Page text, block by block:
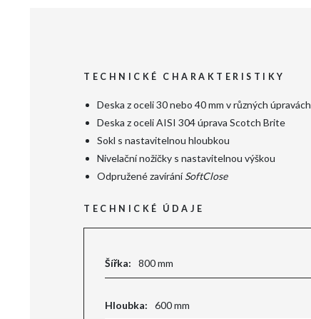
TECHNICKÉ CHARAKTERISTIKY
Deska z oceli 30 nebo 40 mm v různých úpravách
Deska z oceli AISI 304 úprava Scotch Brite
Sokl s nastavitelnou hloubkou
Nivelační nožičky s nastavitelnou výškou
Odpružené zavíráníSoftClose
TECHNICKÉ ÚDAJE
Šířka: 800 mm
Hloubka: 600 mm